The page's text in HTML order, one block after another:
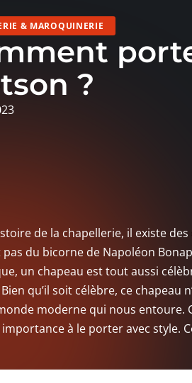
& MAROQUINERIE
?
de la chapellerie, il existe
du bicorne de Napoléon
un chapeau est tout aussi
qu’il soit célèbre, ce
moderne qui nous entoure.
à le porter avec style.